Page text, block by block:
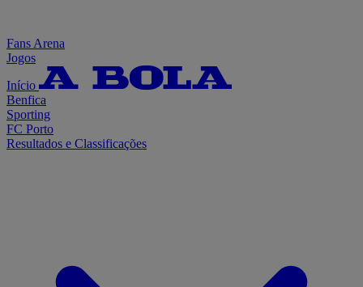
Fans Arena
Jogos
Início
Benfica
Sporting
FC Porto
Resultados e Classificações